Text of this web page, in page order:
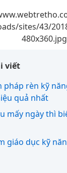
sites/43/
480x360.jpg
viết
pháp rèn kỹ
quả nhất
mấy ngày thì
giáo dục kỹ